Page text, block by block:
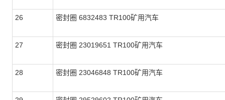
26 密封圈 6832483 TR100矿用汽车
27 密封圈 23019651 TR100矿用汽车
28 密封圈 23046848 TR100矿用汽车